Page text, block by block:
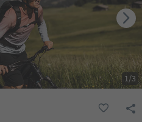
1/3